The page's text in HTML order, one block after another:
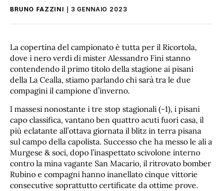
BRUNO FAZZINI 3 GENNAIO 2023
La copertina del campionato è tutta per il Ricortola,
dove i nero verdi di mister Alessandro Fini stanno
contendendo il primo titolo della stagione ai pisani
della La Cealla, stiamo parlando chi sarà tra le due
compagini il campione d’inverno.
I massesi nonostante i tre stop stagionali (-1), i pisani
capo classifica, vantano ben quattro acuti fuori casa, il
più eclatante all’ottava giornata il blitz in terra pisana
sul campo della capolista. Successo che ha messo le ali a
Murgese & soci, dopo l’inaspettato scivolone interno
contro la mina vagante San Macario, il ritrovato bomber
Rubino e compagni hanno inanellato cinque vittorie
consecutive soprattutto certificate da ottime prove.